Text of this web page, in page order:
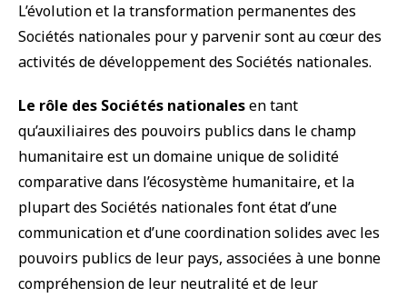
L’évolution et la transformation permanentes des
Sociétés nationales pour y parvenir sont au cœur des
activités de développement des Sociétés nationales.
Le rôle des Sociétés nationalesen tant
qu’auxiliaires des pouvoirs publics dans le champ
humanitaire est un domaine unique de solidité
comparative dans l’écosystème humanitaire, et la
plupart des Sociétés nationales font état d’une
communication et d’une coordination solides avec les
pouvoirs publics de leur pays, associées à une bonne
compréhension de leur neutralité et de leur